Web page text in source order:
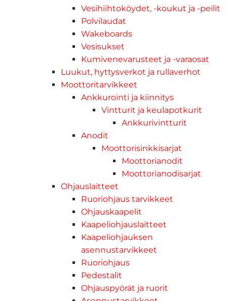
Vesihiihtoköydet, -koukut ja -peilit
Polvilaudat
Wakeboards
Vesisukset
Kumivenevarusteet ja -varaosat
Luukut, hyttysverkot ja rullaverhot
Moottoritarvikkeet
Ankkurointi ja kiinnitys
Vintturit ja keulapotkurit
Ankkurivintturit
Anodit
Moottorisinkkisarjat
Moottorianodit
Moottorianodisarjat
Ohjauslaitteet
Ruoriohjaus tarvikkeet
Ohjauskaapelit
Kaapeliohjauslaitteet
Kaapeliohjauksen
asennustarvikkeet
Ruoriohjaus
Pedestalit
Ohjauspyörät ja ruorit